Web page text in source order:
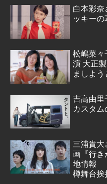
白本彩
ッキー
松嶋菜
演 大正
ましよ
吉高由里
カスタ
三浦貴
画『行
地情報
樽舞台挨